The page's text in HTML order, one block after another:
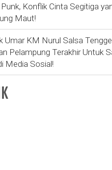
Konflik Cinta Segitiga
Maut!
Umar KM Nurul Salsa
Pelampung Terakhir Untuk
Media Sosial!